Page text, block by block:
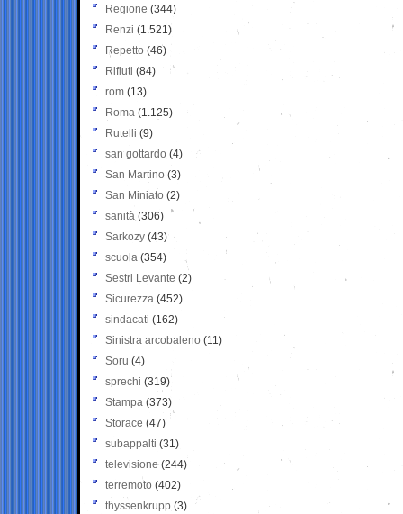
Regione (344)
Renzi (1.521)
Repetto (46)
Rifiuti (84)
rom (13)
Roma (1.125)
Rutelli (9)
san gottardo (4)
San Martino (3)
San Miniato (2)
sanità (306)
Sarkozy (43)
scuola (354)
Sestri Levante (2)
Sicurezza (452)
sindacati (162)
Sinistra arcobaleno (11)
Soru (4)
sprechi (319)
Stampa (373)
Storace (47)
subappalti (31)
televisione(244)
terremoto (402)
thyssenkrupp (3)